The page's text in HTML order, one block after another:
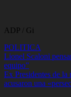
ADP / Gi
POLITICA
Navegación
de
entradas
Lionel Scaloni
equipo”
Ex Presidentes de
acusaron una